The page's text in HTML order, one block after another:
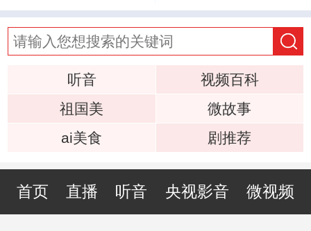
听音
视频百科
祖国美
微故事
ai美食
剧推荐
首页 直播 听音 央视影音 微视频